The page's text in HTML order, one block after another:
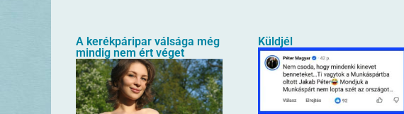
A kerékpáripar válsága még
mindig nem ért véget
Küldjél